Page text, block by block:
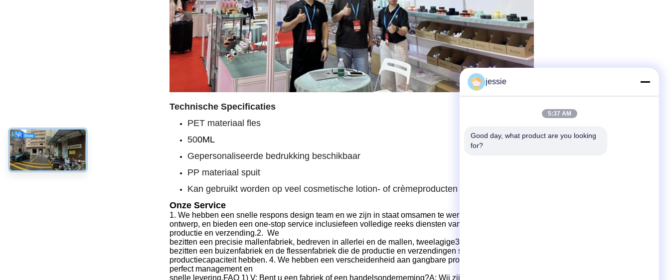
Technische Specificaties
PET materiaal fles
500ML
Gepersonaliseerde bedrukking beschikbaar
PP materiaal spuit
Kan gebruikt worden op veel cosmetische lotion- of crèmeproducten
Onze Service
1. We hebben een snelle respons design team en we zijn in staat omsamen te werken met klanten voor productontwikkeling en -
ontwerp, en bieden een one-stop service inclusiefeen volledige reeks diensten van productstructuurontwerp, private mal aanpassing,
productie en verzending.2. We
bezitten een precisie mallenfabriek, bedreven in allerlei en de mallen, tweelagige3.
bezitten een buizenfabriek en de flessenfabriek die de productie en verzendingen snel kan ondersteunen,
productiecapaciteit hebben. 4. We hebben een verscheidenheid aan gangbare producten, complete apparatuur, uitstekende mallen,
perfect managementen
snelle levering.FAQ 1) V: Bent u een fabriek of een handelsonderneming?A: Wij zijn een fabrikant met een exportafdeling, Foshan
jessie
5:37 AM
Good day, what product are you looking
for?